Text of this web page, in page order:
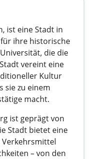
ist eine Stadt in
ihre historische
die die
vereint eine
Kultur
sie zu einem
macht.
ist geprägt von
Stadt bietet eine
– von den